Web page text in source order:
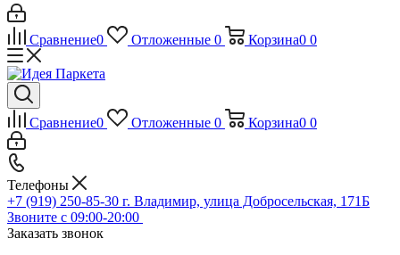
Сравнение0 Отложенные 0 Корзина0 0
Сравнение0 Отложенные 0 Корзина0 0
Телефоны
+7 (919) 250-85-30 г. Владимир, улица Добросельская, 171Б
Звоните с 09:00-20:00
Заказать звонок